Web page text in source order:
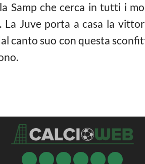
Samp che cerca in tutti i
Juve porta a casa la
canto suo con questa